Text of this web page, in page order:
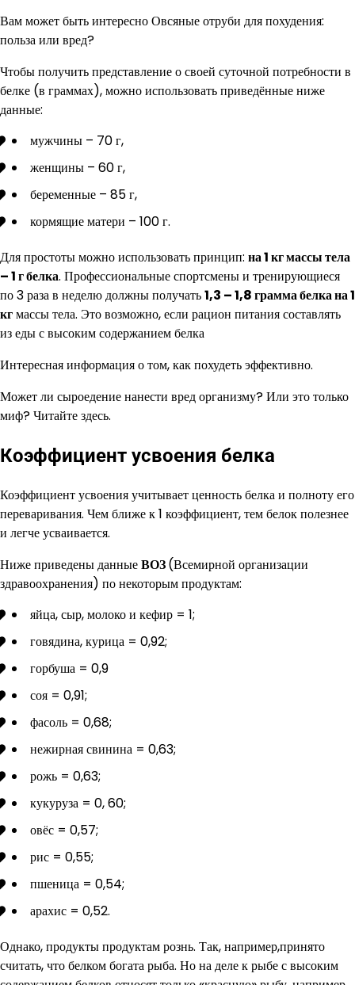
Вам может быть интересно Овсяные отруби для похудения:
польза или вред?
Чтобы получить представление о своей суточной потребности в
белке (в граммах), можно использовать приведённые ниже
данные:
мужчины – 70 г,
женщины – 60 г,
беременные – 85 г,
кормящие матери – 100 г.
Для простоты можно использовать принцип: на 1 кг массы тела
– 1 г белка. Профессиональные спортсмены и тренирующиеся
по 3 раза в неделю должны получать1,3 – 1,8 грамма белка на 1
кгмассы тела. Это возможно, если рацион питания составлять
из еды с высоким содержанием белка
Интересная информация о том, как похудеть эффективно.
Может ли сыроедение нанести вред организму? Или это только
миф? Читайте здесь.
Коэффициент усвоения белка
Коэффициент усвоения учитывает ценность белка и полноту его
переваривания. Чем ближе к 1 коэффициент, тем белок полезнее
и легче усваивается.
Ниже приведены данныеВОЗ(Всемирной организации
здравоохранения) по некоторым продуктам:
яйца, сыр, молоко и кефир = 1;
говядина, курица = 0,92;
горбуша = 0,9
соя = 0,91;
фасоль = 0,68;
нежирная свинина = 0,63;
рожь = 0,63;
кукуруза = 0, 60;
овёс = 0,57;
рис = 0,55;
пшеница = 0,54;
арахис = 0,52.
Однако, продукты продуктам рознь. Так, например,принято
считать, что белком богата рыба. Но на деле к рыбе с высоким